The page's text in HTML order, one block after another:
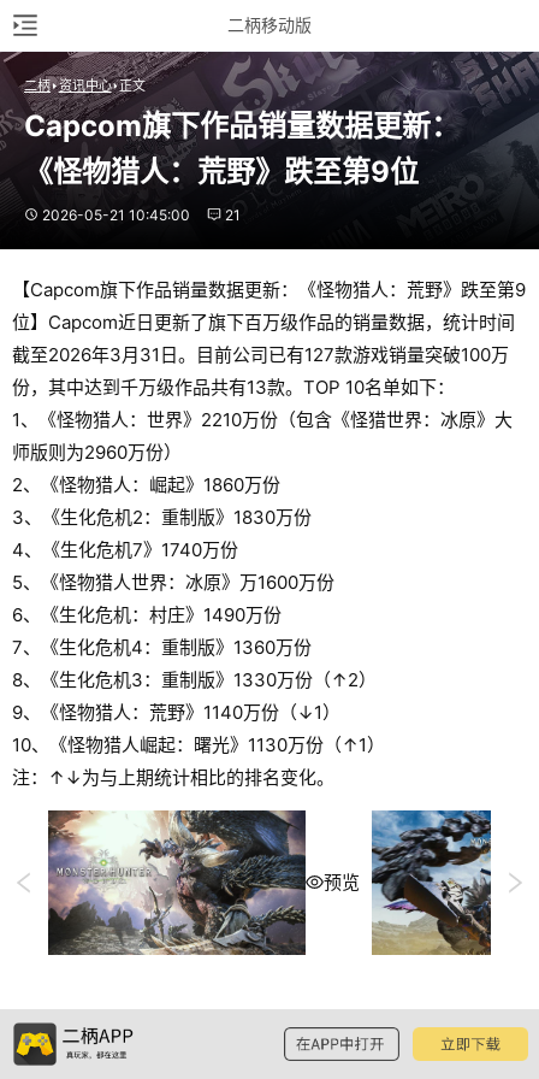
二柄移动版
二柄 资讯中心 正文
Capcom旗下作品销量数据更新：
《怪物猎人：荒野》跌至第9位
2026-05-21 10:45:00 21
【Capcom旗下作品销量数据更新：《怪物猎人：荒野》跌至第9
位】Capcom近日更新了旗下百万级作品的销量数据，统计时间
截至2026年3月31日。目前公司已有127款游戏销量突破100万
份，其中达到千万级作品共有13款。TOP 10名单如下：
1、《怪物猎人：世界》2210万份（包含《怪猎世界：冰原》大
师版则为2960万份）
2、《怪物猎人：崛起》1860万份
3、《生化危机2：重制版》1830万份
4、《生化危机7》1740万份
5、《怪物猎人世界：冰原》万1600万份
6、《生化危机：村庄》1490万份
7、《生化危机4：重制版》1360万份
8、《生化危机3：重制版》1330万份（↑2）
9、《怪物猎人：荒野》1140万份（↓1）
10、《怪物猎人崛起：曙光》1130万份（↑1）
注：↑↓为与上期统计相比的排名变化。
预览